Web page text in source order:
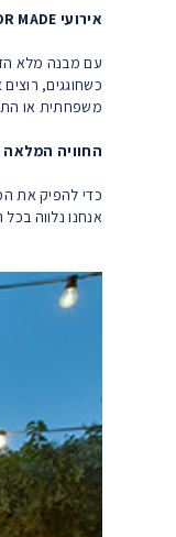
אירועי TAILOR MADE הם חלק בלתי נפרד מהקסם של אלגרה. במלון מתחם מיוחד לאירועים אקסקלוסיביים וכנסים אינטימיים
עם מבנה מלא
כשחוגגים,
משפחתית או
החוויה המלאה
כדי להפיק את
אנחנו נלווה